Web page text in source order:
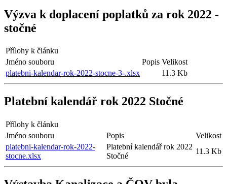
Výzva k doplacení poplatků za rok 2022 -
stočné
Přílohy k článku
Jméno souboru
Popis Velikost
platebni-kalendar-rok-2022-stocne-3-.xlsx
11.3 Kb
Platební kalendář rok 2022 Stočné
Přílohy k článku
Jméno souboru
Popis
Velikost
platebni-kalendar-rok-2022-
stocne.xlsx
Platební kalendář rok 2022
Stočné
11.3 Kb